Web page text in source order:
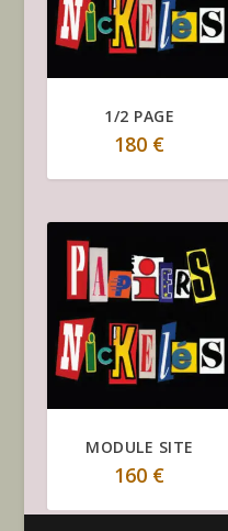
1/2 PAGE
180 €
MODULE SITE
160 €